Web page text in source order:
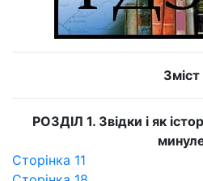
Зміст
РОЗДІЛ 1. Звідки і як
Сторінка 11